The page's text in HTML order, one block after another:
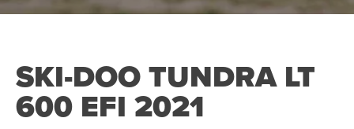
SKI-DOO TUNDRA LT
600 EFI 2021